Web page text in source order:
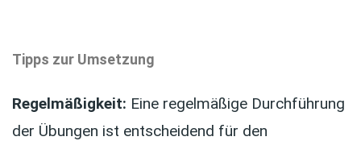
Tipps zur Umsetzung
Regelmäßigkeit: Eine regelmäßige Durchführung
der Übungen ist entscheidend für den